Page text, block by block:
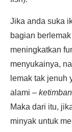
Jika anda suka
bagian
meningkatkan
menyukainya,
lemak tak jenuh
alami –
Maka dari itu,
minyak untuk